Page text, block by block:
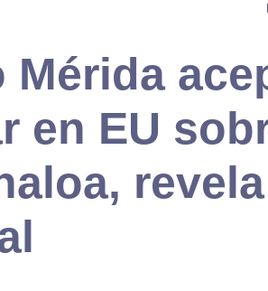
Mérida
en EU